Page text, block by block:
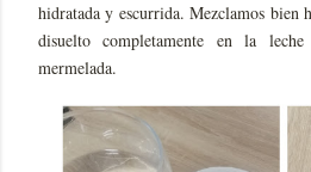
hidratada y escurrida. Mezclamos bien
disuelto completamente en la
mermelada.